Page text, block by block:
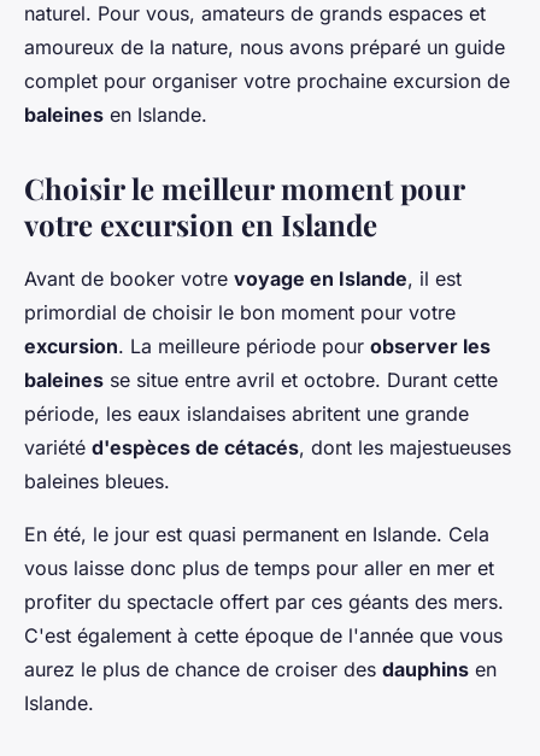
naturel. Pour vous, amateurs de grands espaces et
amoureux de la nature, nous avons préparé un guide
complet pour organiser votre prochaine excursion de
baleines en Islande.
Choisir le meilleur moment pour
votre excursion en Islande
Avant de booker votre voyage en Islande, il est
primordial de choisir le bon moment pour votre
excursion. La meilleure période pour observer les
baleines se situe entre avril et octobre. Durant cette
période, les eaux islandaises abritent une grande
variété d'espèces de cétacés, dont les majestueuses
baleines bleues.
En été, le jour est quasi permanent en Islande. Cela
vous laisse donc plus de temps pour aller en mer et
profiter du spectacle offert par ces géants des mers.
C'est également à cette époque de l'année que vous
aurez le plus de chance de croiser des dauphins en
Islande.